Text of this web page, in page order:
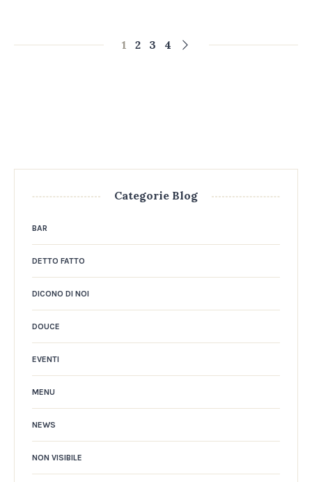
1 2 3 4
Categorie Blog
BAR
DETTO FATTO
DICONO DI NOI
DOUCE
EVENTI
MENU
NEWS
NON VISIBILE